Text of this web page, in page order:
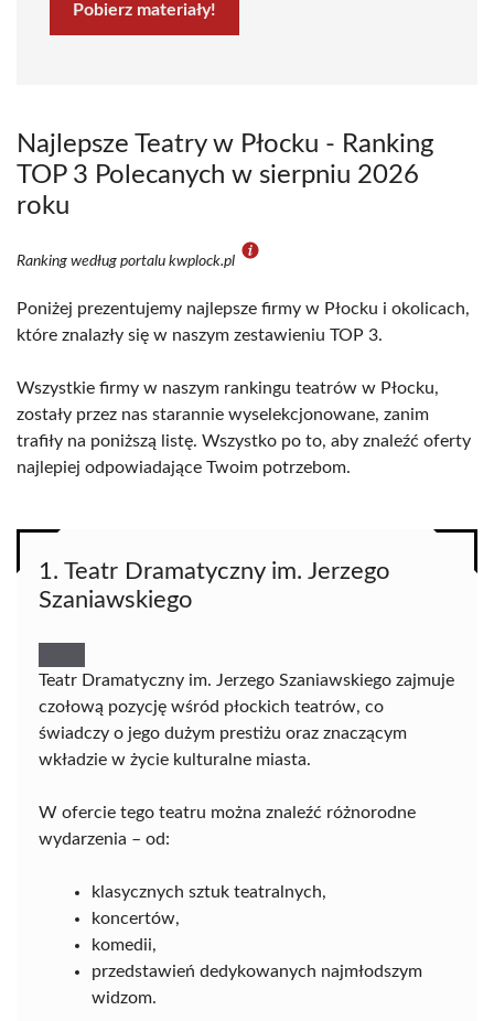
Pobierz materiały!
Najlepsze Teatry w Płocku - Ranking
TOP 3 Polecanych w sierpniu 2026
roku
Ranking według portalu kwplock.pl
Poniżej prezentujemy najlepsze firmy w Płocku i okolicach,
które znalazły się w naszym zestawieniu TOP 3.
Wszystkie firmy w naszym rankingu teatrów w Płocku,
zostały przez nas starannie wyselekcjonowane, zanim
trafiły na poniższą listę. Wszystko po to, aby znaleźć oferty
najlepiej odpowiadające Twoim potrzebom.
1. Teatr Dramatyczny im. Jerzego
Szaniawskiego
Teatr Dramatyczny im. Jerzego Szaniawskiego zajmuje
czołową pozycję wśród płockich teatrów, co
świadczy o jego dużym prestiżu oraz znaczącym
wkładzie w życie kulturalne miasta.
W ofercie tego teatru można znaleźć różnorodne
wydarzenia – od:
klasycznych sztuk teatralnych,
koncertów,
komedii,
przedstawień dedykowanych najmłodszym
widzom.